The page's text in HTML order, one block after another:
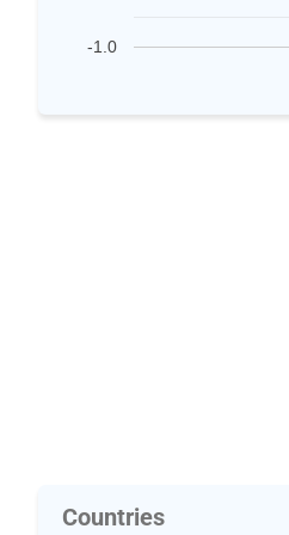
-1.0
Countries